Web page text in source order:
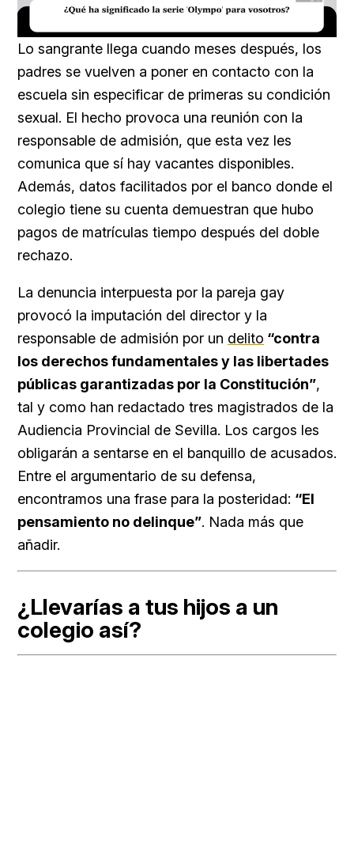
15.04%
Lo sangrante llega cuando meses después, los
padres se vuelven a poner en contacto con la
escuela sin especificar de primeras su condición
sexual. El hecho provoca una reunión con la
responsable de admisión, que esta vez les
comunica que sí hay vacantes disponibles.
Además, datos facilitados por el banco donde el
colegio tiene su cuenta demuestran que hubo
pagos de matrículas tiempo después del doble
rechazo.
La denuncia interpuesta por la pareja gay
provocó la imputación del director y la
responsable de admisión por un delito “contra
los derechos fundamentales y las libertades
públicas garantizadas por la Constitución”,
tal y como han redactado tres magistrados de la
Audiencia Provincial de Sevilla. Los cargos les
obligarán a sentarse en el banquillo de acusados.
Entre el argumentario de su defensa,
encontramos una frase para la posteridad: “El
pensamiento no delinque”. Nada más que
añadir.
¿Llevarías a tus hijos a un
colegio así?